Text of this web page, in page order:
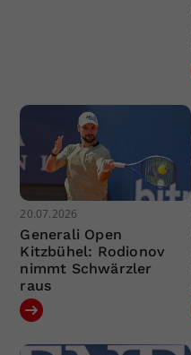
20.07.2026
Generali Open
Kitzbühel: Rodionov
nimmt Schwärzler
raus